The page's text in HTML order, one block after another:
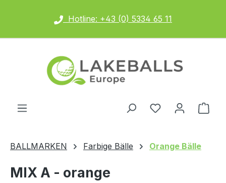
Hotline: +43 (0) 5334 65 11
BALLMARKEN Farbige Bälle Orange Bälle
MIX A - orange